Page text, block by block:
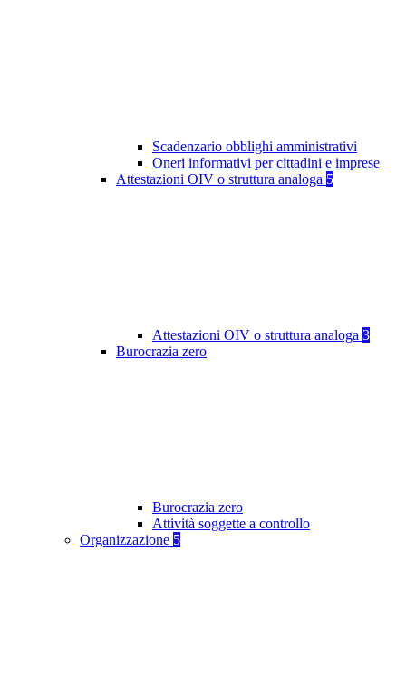
Scadenzario obblighi amministrativi
Oneri informativi per cittadini e imprese
Attestazioni OIV o struttura analoga 5
Attestazioni OIV o struttura analoga 3
Burocrazia zero
Burocrazia zero
Attività soggette a controllo
Organizzazione 5